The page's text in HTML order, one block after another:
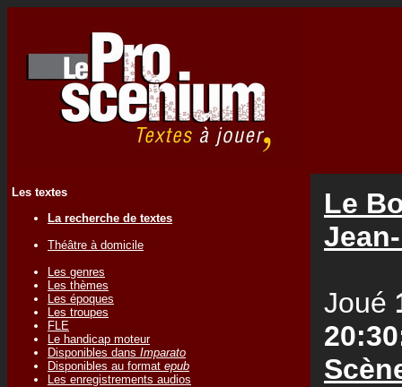
Les textes
La recherche de textes
Théâtre à domicile
Les genres
Les thèmes
Les époques
Les troupes
FLE
Le handicap moteur
Disponibles dans Imparato
Disponibles au format epub
Les enregistrements audios
Le
Joué